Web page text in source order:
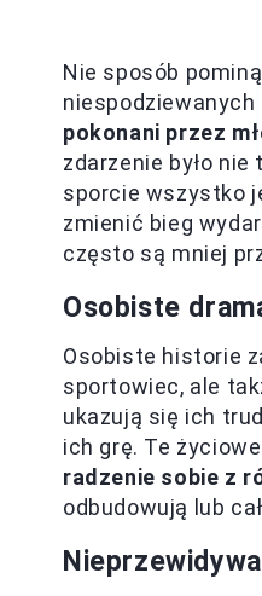
Nie sposób
pokonani przez
zdarzenie było
sporcie wszystko
zmienić bieg
często są mniej
Osobiste
Osobiste historie
sportowiec, ale
ukazują się ich
ich grę. Te
radzenie sobie z
odbudowują lub